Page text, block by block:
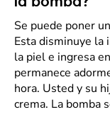
Se puede poner
Esta disminuye la
la piel e ingresa
permanece
hora. Usted y su
crema. La bomba